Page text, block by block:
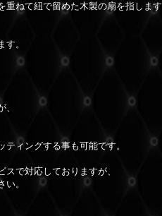
ねて紐で留めた木製の扇を指します
。
ィングする事も可能です。
で対応しておりますが、
。